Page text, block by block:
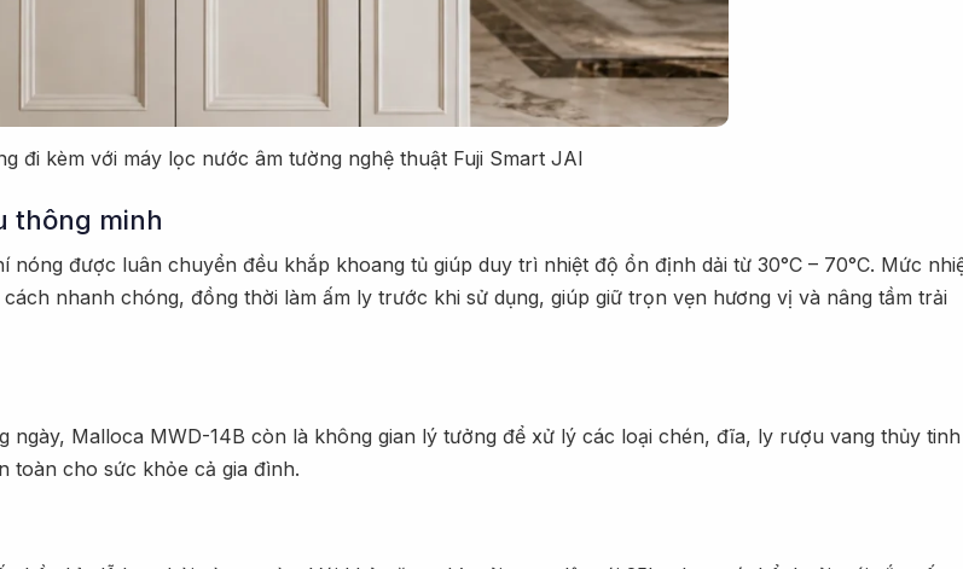
đi kèm với máy lọc nước âm tường nghệ thuật Fuji Smart JAI
thông minh
được luân chuyển đều khắp khoang tủ giúp duy trì nhiệt độ ổn định dải từ 30°C – 70°C. Mức
nhanh chóng, đồng thời làm ấm ly trước khi sử dụng, giúp giữ trọn vẹn hương vị và nâng tầm trải
Malloca MWD-14B còn là không gian lý tưởng để xử lý các loại chén, đĩa, ly rượu vang thủy
toàn cho sức khỏe cả gia đình.